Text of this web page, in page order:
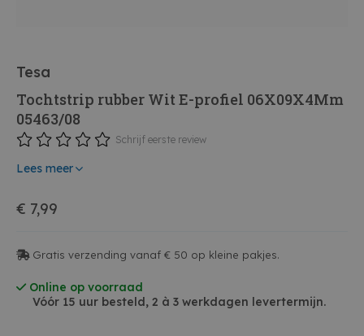
Tesa
Tochtstrip rubber Wit E-profiel 06X09X4Mm
05463/08
Schrijf eerste review
Lees meer
€ 7,99
Gratis verzending vanaf € 50 op kleine pakjes.
Online op voorraad
Vóór 15 uur besteld, 2 à 3 werkdagen levertermijn.